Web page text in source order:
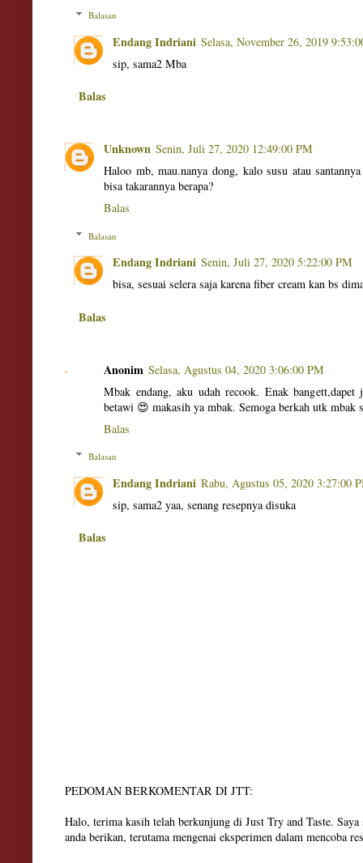
Balasan
Endang Indriani Selasa, November 26, 2019
sip, sama2 Mba
Balas
Unknown Senin, Juli 27, 2020 12:49:00 PM
Haloo mb, mau.nanya dong, kalo susu atau
bisa takarannya berapa?
Balas
Balasan
Endang Indriani Senin, Juli 27, 2020 5:22:00 PM
bisa, sesuai selera saja karena fiber cream kan bs
Balas
Anonim Selasa, Agustus 04, 2020 3:06:00 PM
Mbak endang, aku udah recook. Enak
betawi 😍 makasih ya mbak. Semoga berkah utk mbak
Balas
Balasan
Endang Indriani Rabu, Agustus 05, 2020 3:27:00
sip, sama2 yaa, senang resepnya disuka
Balas
PEDOMAN BERKOMENTAR DI JTT:
Halo, terima kasih telah berkunjung di Just Try and Taste. Saya
anda berikan, terutama mengenai eksperimen dalam mencoba